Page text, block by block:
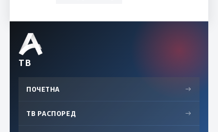
ТВ
ПОЧЕТНА →
ТВ РАСПОРЕД →